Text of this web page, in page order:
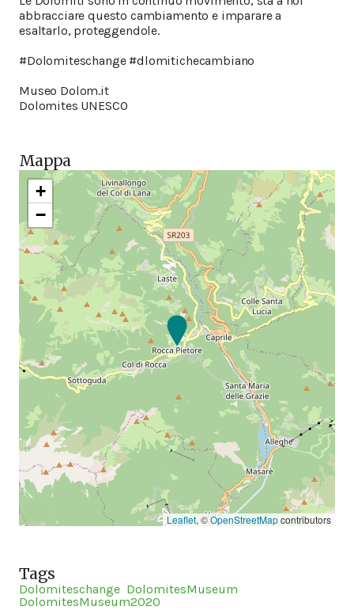
abbracciare questo cambiamento e imparare a
esaltarlo, proteggendole.
#Dolomiteschange #dlomitichecambiano
Museo Dolom.it
Dolomites UNESCO
Mappa
+
−
Leaflet, ©OpenStreetMapcontributors
Tags
Dolomiteschange DolomitesMuseum
DolomitesMuseum2020